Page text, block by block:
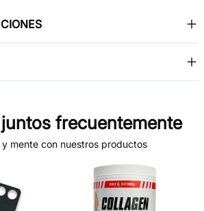
frecuentemente
mente con nuestros productos